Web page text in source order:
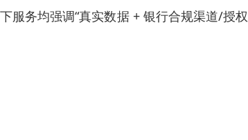
服务均强调“真实数据 + 银行合规渠道/授